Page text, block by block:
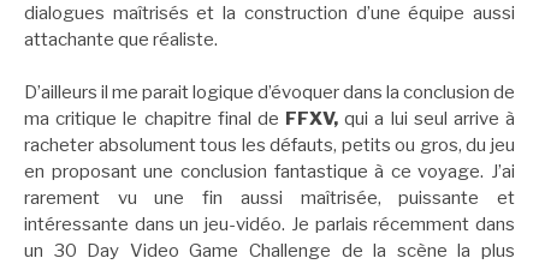
dialogues maîtrisés et la construction d’une équipe aussi
attachante que réaliste.
D’ailleurs il me parait logique d’évoquer dans la conclusion de
ma critique le chapitre final de FFXV, qui a lui seul arrive à
racheter absolument tous les défauts, petits ou gros, du jeu
en proposant une conclusion fantastique à ce voyage. J’ai
rarement vu une fin aussi maîtrisée, puissante et
intéressante dans un jeu-vidéo. Je parlais récemment dans
un 30 Day Video Game Challenge de la scène la plus